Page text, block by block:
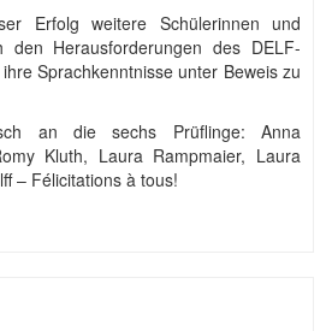
Erfolg weitere Schülerinnen und
den Herausforderungen des DELF-
Sprachkenntnisse unter Beweis zu
an die sechs Prüflinge: Anna
Kluth, Laura Rampmaier, Laura
– Félicitations à tous!